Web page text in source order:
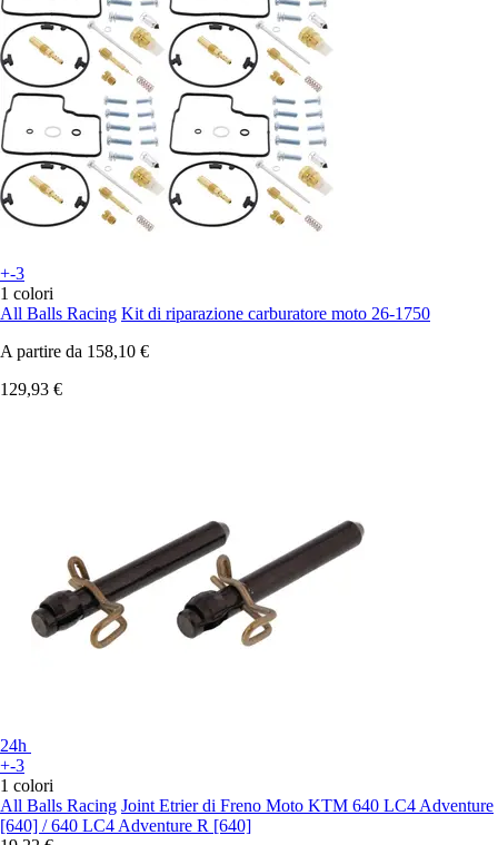
+-3
1 colori
All Balls Racing Kit di riparazione carburatore moto 26-1750
A partire da 158,10 €
129,93 €
24h
+-3
1 colori
All Balls Racing Joint Etrier di Freno Moto KTM 640 LC4 Adventure
[640] / 640 LC4 Adventure R [640]